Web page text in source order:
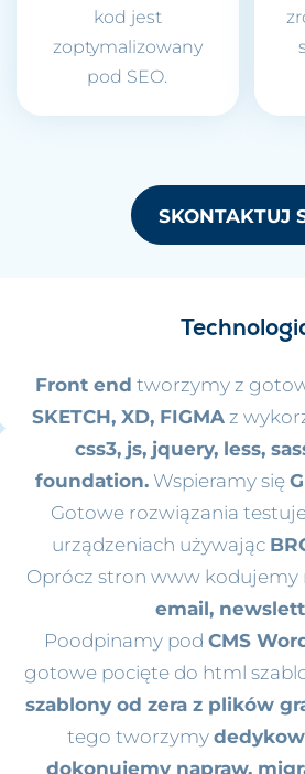
kod jest
zoptymalizowany
pod SEO.
SKONTAKTUJ
Front end tworzymy z
SKETCH, XD, FIGMAz
css3, js, jquery, less,
foundation. Wspieramy się
Gotowe rozwiązania
urządzeniach używając
Oprócz stron www kodujemy
email,
Poodpinamy pod CMS
gotowe pocięte do html
szablony od zera z plików
tego tworzymy
dokonujemy napraw,